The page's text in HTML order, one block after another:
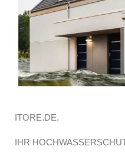
ITORE.DE.
IHR